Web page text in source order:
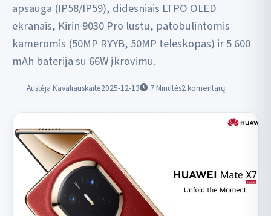
apsauga (IP58/IP59), didesniais LTPO OLED
ekranais, Kirin 9030 Pro lustu, patobulintomis
kameromis (50MP RYYB, 50MP teleskopas) ir 5 600
mAh baterija su 66W įkrovimu.
Austėja Kavaliauskaitė2025-12-13 7Minutės2 komentarų